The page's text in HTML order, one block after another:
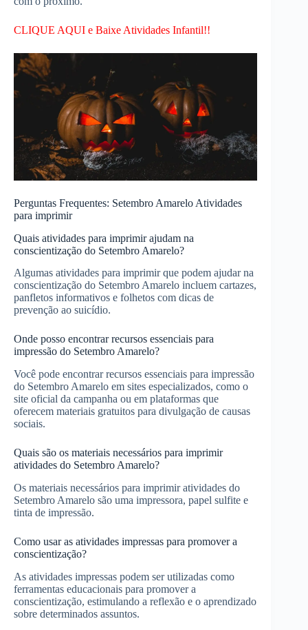
CLIQUE AQUI e Baixe Atividades Infantil!!
Perguntas Frequentes: Setembro Amarelo Atividades
para imprimir
Quais atividades para imprimir ajudam na
conscientização do Setembro Amarelo?
Algumas atividades para imprimir que podem ajudar na
conscientização do Setembro Amarelo incluem cartazes,
panfletos informativos e folhetos com dicas de
prevenção ao suicídio.
Onde posso encontrar recursos essenciais para
impressão do Setembro Amarelo?
Você pode encontrar recursos essenciais para impressão
do Setembro Amarelo em sites especializados, como o
site oficial da campanha ou em plataformas que
oferecem materiais gratuitos para divulgação de causas
sociais.
Quais são os materiais necessários para imprimir
atividades do Setembro Amarelo?
Os materiais necessários para imprimir atividades do
Setembro Amarelo são uma impressora, papel sulfite e
tinta de impressão.
Como usar as atividades impressas para promover a
conscientização?
As atividades impressas podem ser utilizadas como
ferramentas educacionais para promover a
conscientização, estimulando a reflexão e o aprendizado
sobre determinados assuntos.